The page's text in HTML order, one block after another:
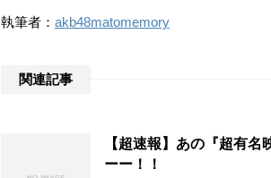
執筆者： akb48matomemory
関連記事
【超速報】あの『超有
ーー！！